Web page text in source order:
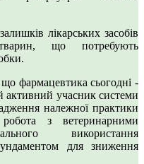
лікарських засобів
що потребують
фармацевтика сьогодні -
активний учасник системи
належної практики
робота з ветеринарними
використання
для зниження